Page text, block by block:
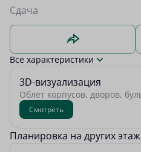
Сдача
Все характеристики
3D-визуализация
Облет корпусов, дворов,
Смотреть
Планировка на других